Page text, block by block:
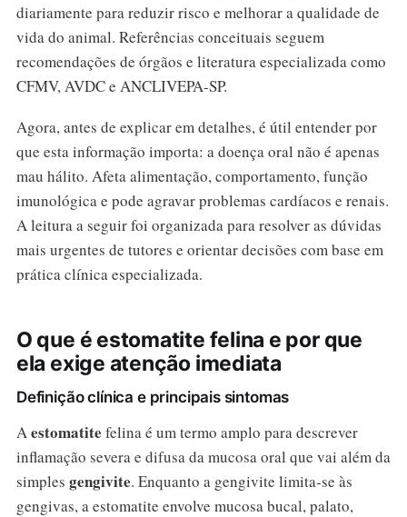
diariamente para reduzir risco e melhorar a qualidade de
vida do animal. Referências conceituais seguem
recomendações de órgãos e literatura especializada como
CFMV, AVDC e ANCLIVEPA-SP.
Agora, antes de explicar em detalhes, é útil entender por
que esta informação importa: a doença oral não é apenas
mau hálito. Afeta alimentação, comportamento, função
imunológica e pode agravar problemas cardíacos e renais.
A leitura a seguir foi organizada para resolver as dúvidas
mais urgentes de tutores e orientar decisões com base em
prática clínica especializada.
O que é estomatite felina e por que
ela exige atenção imediata
Definição clínica e principais sintomas
A estomatite felina é um termo amplo para descrever
inflamação severa e difusa da mucosa oral que vai além da
simples gengivite. Enquanto a gengivite limita-se às
gengivas, a estomatite envolve mucosa bucal, palato,